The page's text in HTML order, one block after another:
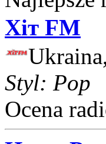
Хіт FM
Styl: Pop
Ocena